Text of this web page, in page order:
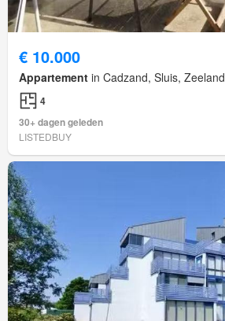
€ 10.000
Appartement in Cadzand, Sluis, Zeeland
4
30+ dagen geleden
LISTEDBUY